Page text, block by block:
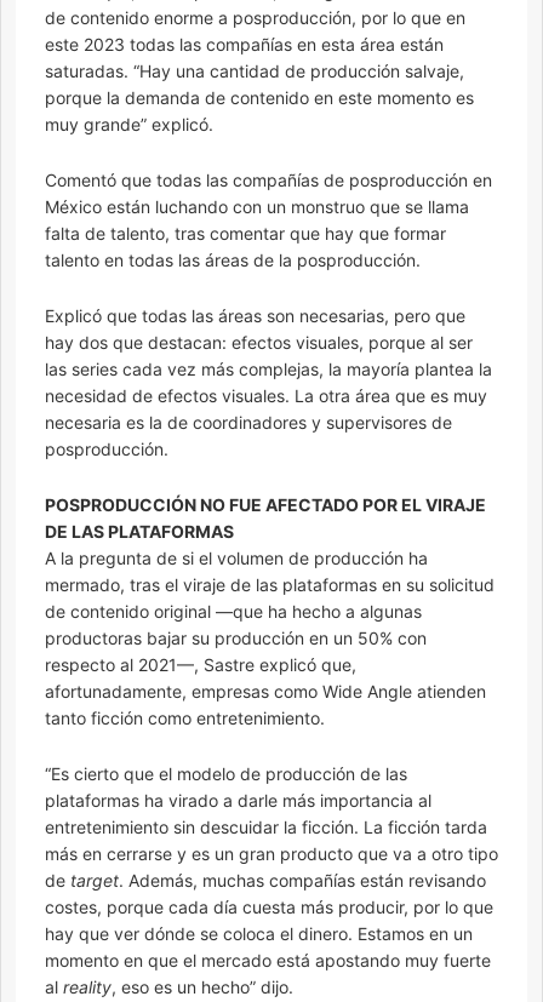
de contenido enorme a posproducción, por lo que en
este 2023 todas las compañías en esta área están
saturadas. “Hay una cantidad de producción salvaje,
porque la demanda de contenido en este momento es
muy grande” explicó.
Comentó que todas las compañías de posproducción en
México están luchando con un monstruo que se llama
falta de talento, tras comentar que hay que formar
talento en todas las áreas de la posproducción.
Explicó que todas las áreas son necesarias, pero que
hay dos que destacan: efectos visuales, porque al ser
las series cada vez más complejas, la mayoría plantea la
necesidad de efectos visuales. La otra área que es muy
necesaria es la de coordinadores y supervisores de
posproducción.
POSPRODUCCIÓN NO FUE AFECTADO POR EL VIRAJE
DE LAS PLATAFORMAS
A la pregunta de si el volumen de producción ha
mermado, tras el viraje de las plataformas en su solicitud
de contenido original —que ha hecho a algunas
productoras bajar su producción en un 50% con
respecto al 2021—, Sastre explicó que,
afortunadamente, empresas como Wide Angle atienden
tanto ficción como entretenimiento.
“Es cierto que el modelo de producción de las
plataformas ha virado a darle más importancia al
entretenimiento sin descuidar la ficción. La ficción tarda
más en cerrarse y es un gran producto que va a otro tipo
de target. Además, muchas compañías están revisando
costes, porque cada día cuesta más producir, por lo que
hay que ver dónde se coloca el dinero. Estamos en un
momento en que el mercado está apostando muy fuerte
al reality, eso es un hecho” dijo.